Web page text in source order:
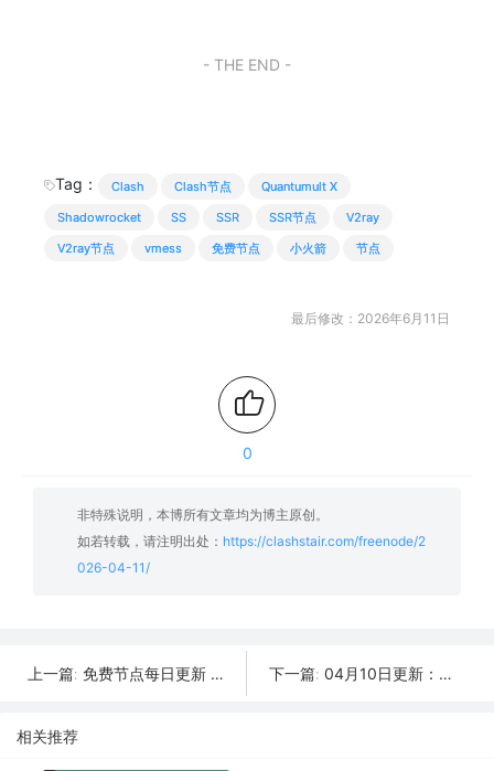
- THE END -
Tag： Clash Clash节点
Quantumult X
Shadowrocket
SS SSR SSR节点
V2ray
V2ray节点
vmess 免费节点 小火箭 节点
最后修改：2026年6月11日
0
非特殊说明，本博所有文章均为博主原创。
如若转载，请注明出处： https://clashstair.com/freenode/2
026-04-11/
上一篇: 免费节点每日更新 | 2026年04月12日SSR/V2Ray/Clash可用订阅 下一篇: 04月10日更新：可用SSR/V2Ray/Clash免费节点全集（31条）
相关推荐